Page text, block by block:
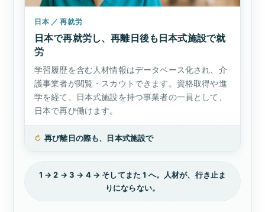
日本 ／ 再就労
日本で再就労し、再離日後も日本式施設で就
労
学習履歴を含む人材情報はデータベース化され、介
護事業者が閲覧・スカウトできます。資格取得や進
学を経て、日本式施設を持つ事業者の一員として、
日本で再び働けます。
↻ 再び離日の際も、日本式施設で
1 → 2 → 3 → 4 → そしてまた 1 へ。人材が、行き止ま
りにならない。